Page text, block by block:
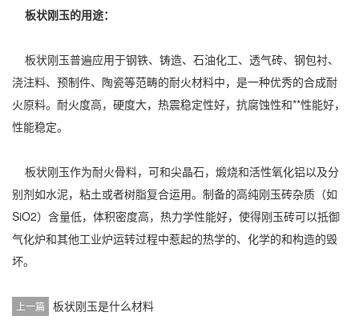
板状刚玉的用途：
板状刚玉普遍应用于钢铁、铸造、石油化工、透气砖、钢包衬、
浇注料、预制件、陶瓷等范畴的耐火材料中，是一种优秀的合成耐
火原料。耐火度高，硬度大，热震稳定性好，抗腐蚀性和**性能好，
性能稳定。
板状刚玉作为耐火骨料，可和尖晶石，煅烧和活性氧化铝以及分
别剂如水泥，粘土或者树脂复合运用。制备的高纯刚玉砖杂质（如
SiO2）含量低，体积密度高，热力学性能好，使得刚玉砖可以抵御
气化炉和其他工业炉运转过程中惹起的热学的、化学的和构造的毁
坏。
上一篇 板状刚玉是什么材料